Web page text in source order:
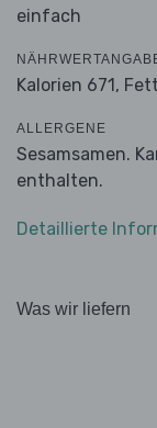
einfach
Kalorien 671,
ALLERGENE
Sesamsamen.
enthalten.
Detaillierte
Was wir liefern